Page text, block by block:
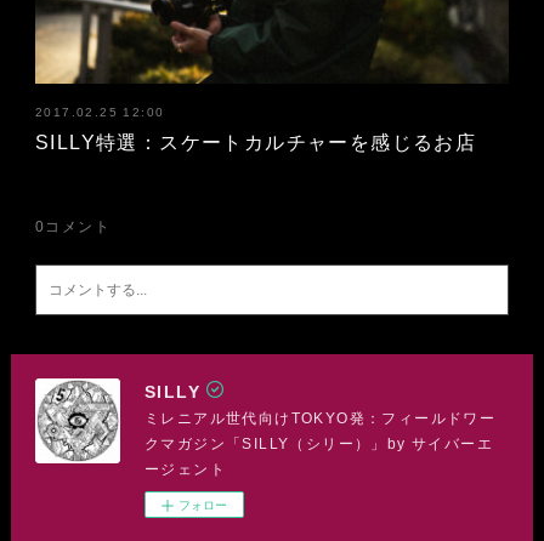
2017.02.25 12:00
SILLY特選：スケートカルチャーを感じるお店
0 コメント
SILLY
ミレニアル世代向けTOKYO発：フィールドワー
クマガジン「SILLY（シリー）」by サイバーエ
ージェント
フォロー